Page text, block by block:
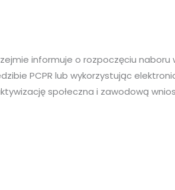
informuje o rozpoczęciu naboru
PCPR lub wykorzystując
społeczna i zawodową